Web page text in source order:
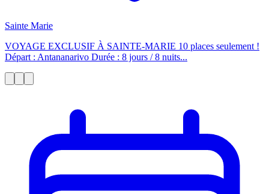
Sainte Marie
VOYAGE EXCLUSIF À SAINTE-MARIE 10 places seulement !
Départ : Antananarivo Durée : 8 jours / 8 nuits...